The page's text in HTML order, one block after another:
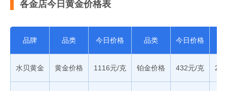
各金店今日黄金价格表
品牌 品类 今日价格 品类 今日价格
水贝黄金 黄金价格 1116元/克 铂金价格 432元/克